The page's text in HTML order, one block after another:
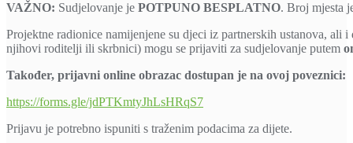
VAŽNO: Sudjelovanje je POTPUNO BESPLATNO. Broj mjesta
Projektne radionice namijenjene su djeci iz partnerskih ustanova, ali
njihovi roditelji ili skrbnici) mogu se prijaviti za sudjelovanje putem
Također, prijavni online obrazac dostupan je na ovoj poveznici:
https://forms.gle/jdPTKmtyJhLsHRqS7
Prijavu je potrebno ispuniti s traženim podacima za dijete.